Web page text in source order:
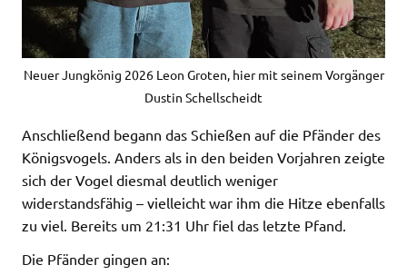
Neuer Jungkönig 2026 Leon Groten, hier mit seinem Vorgänger
Dustin Schellscheidt
Anschließend begann das Schießen auf die Pfänder des
Königsvogels. Anders als in den beiden Vorjahren zeigte
sich der Vogel diesmal deutlich weniger
widerstandsfähig – vielleicht war ihm die Hitze ebenfalls
zu viel. Bereits um 21:31 Uhr fiel das letzte Pfand.
Die Pfänder gingen an: